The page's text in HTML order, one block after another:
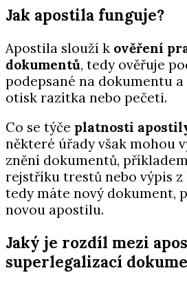
Jak apostila funguje?
Apostila slouží k ověření
dokumentů, tedy ověřuje
podepsané na dokumentu
otisk razítka nebo pečeti.
Co se týče platnosti
některé úřady však mohou
znění dokumentů,
rejstříku trestů nebo výpis z
tedy máte nový dokument,
novou apostilu.
Jaký je rozdíl mezi
superlegalizací